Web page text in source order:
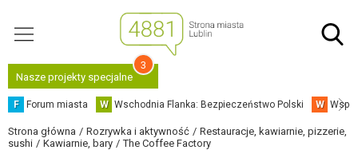
Nasze projekty specjalne
3
F Forum miasta W Wschodnia Flanka: Bezpieczeństwo Polski W
Strona główna Rozrywka i aktywność
Restauracje, kawiarnie, pizzerie,
sushi
Kawiarnie, bary The Coffee Factory